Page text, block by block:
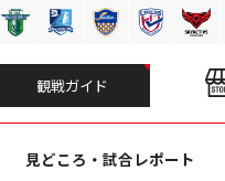
観戦ガイド
見どころ・試合レポート